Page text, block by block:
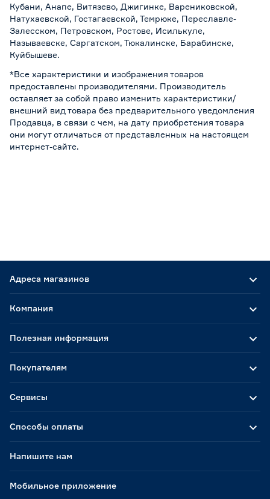
Кубани, Анапе, Витязево, Джигинке, Варениковской,
Натухаевской, Гостагаевской, Темрюке, Переславле-
Залесском, Петровском, Ростове, Исилькуле,
Называевске, Саргатском, Тюкалинске, Барабинске,
Куйбышеве.
*Все характеристики и изображения товаров
предоставлены производителями. Производитель
оставляет за собой право изменить характеристики/
внешний вид товара без предварительного уведомления
Продавца, в связи с чем, на дату приобретения товара
они могут отличаться от представленных на настоящем
интернет-сайте.
Адреса магазинов
Способы оплаты
Мобильное приложение
Компания
Полезная информация
Покупателям
Сервисы
Напишите нам